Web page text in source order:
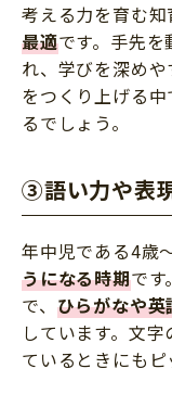
考える力を育む知
最適です。手先
れ、学びを深め
をつくり上げる
るでしょう。
③語い力や表
年中児である4歳
うになる時期です
で、 ひらがなや
しています。文
ているときにもピ